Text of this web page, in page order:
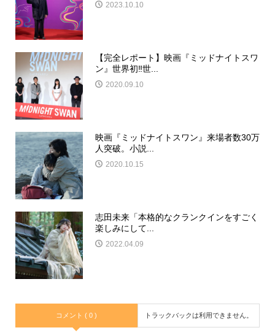
2023.10.10
【完全レポート】映画『ミッドナイトスワ
ン』世界初‼世...
2020.09.10
映画『ミッドナイトスワン』来場者数30万
人突破。小説...
2020.10.15
志田未来「本格的なクランクインをすごく
楽しみにして...
2022.04.09
コメント ( 0 ) トラックバックは利用できません。